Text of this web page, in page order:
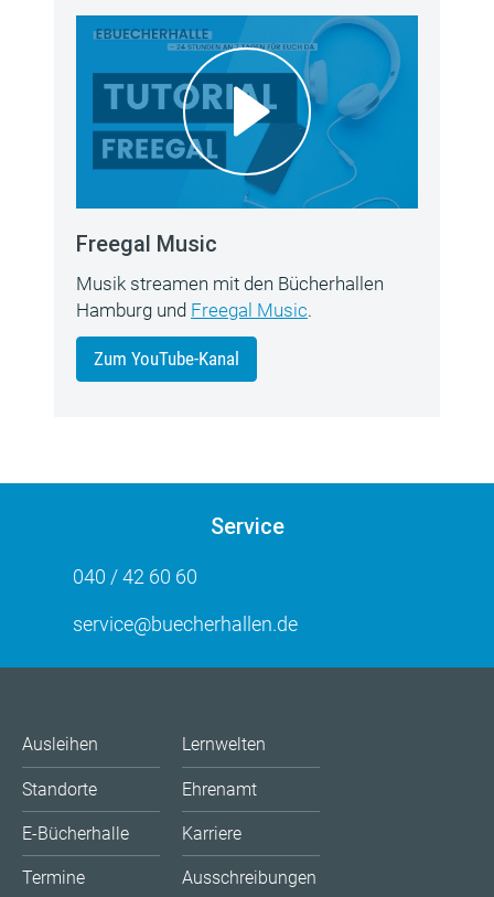
Freegal Music
Musik streamen mit den Bücherhallen
Hamburg und Freegal Music.
Zum YouTube-Kanal
Service
040 / 42 60 60
service@buecherhallen.de
Ausleihen
Standorte
E-Bücherhalle
Termine
Lernwelten
Ehrenamt
Karriere
Ausschreibungen